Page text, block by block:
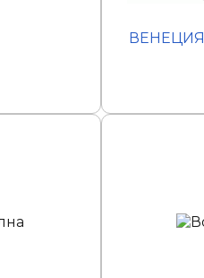
ВЕНЕЦИЯ